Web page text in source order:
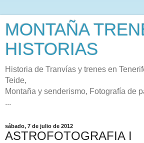
MONTAÑA
HISTORIAS
Historia de Tranvías y trenes en
Teide,
Montaña y senderismo, Fotografía de
...
sábado, 7 de julio de 2012
ASTROFOTOGRAFIA I